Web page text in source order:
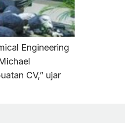
Engineering
CV,” ujar